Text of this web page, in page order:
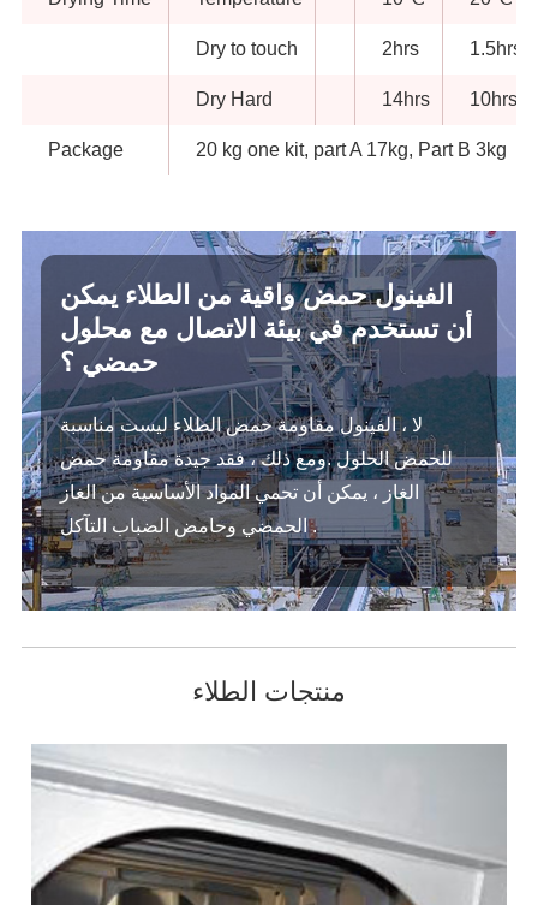
Dry to touch 2hrs 1.5hrs
Dry Hard 14hrs 10hrs
Package 20 kg one kit, part A 17kg, Part B 3kg
الفينول حمض واقية من الطلاء يمكن
أن تستخدم في بيئة الاتصال مع محلول
حمضي ؟
لا ، الفينول مقاومة حمض الطلاء ليست مناسبة
للحمض الحلول .ومع ذلك ، فقد جيدة مقاومة حمض
الغاز ، يمكن أن تحمي المواد الأساسية من الغاز
الحمضي وحامض الضباب التآكل .
منتجات الطلاء